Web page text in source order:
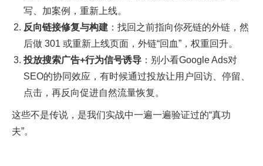
写、加案例，重新上线。
反向链接修复与构建 ：找回之前指向你死链的外链，然
后做 301 或重新上线页面，外链“回血”，权重回升。
投放搜索广告+行为信号诱导 ：别小看Google Ads对
SEO的协同效应，有时候通过投放让用户回访、停留、
点击，再反向促进自然流量恢复。
这些不是传说，是我们实战中一遍一遍验证过的“真功
夫”。